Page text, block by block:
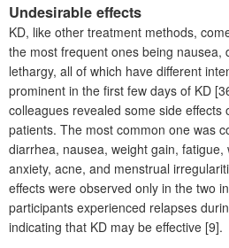
Undesirable effects
KD, like other treatment methods,
the most frequent ones being nausea,
lethargy, all of which have different
prominent in the first few days of KD
colleagues revealed some side effects
patients. The most common one was
diarrhea, nausea, weight gain,
anxiety, acne, and menstrual
effects were observed only in the two
participants experienced relapses
indicating that KD may be effective [9].